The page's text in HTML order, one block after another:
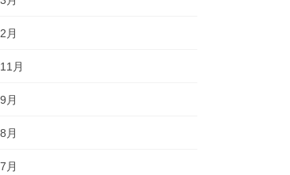
月
月
月
月
月